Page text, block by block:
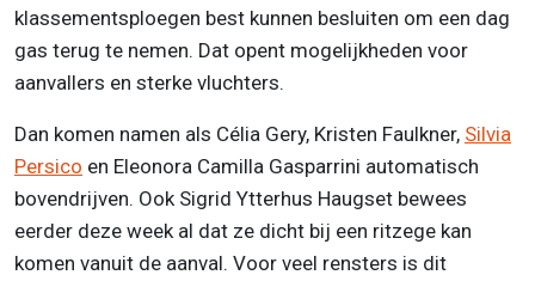
klassementsploegen best kunnen besluiten om een dag
gas terug te nemen. Dat opent mogelijkheden voor
aanvallers en sterke vluchters.
Dan komen namen als Célia Gery, Kristen Faulkner, Silvia
Persico en Eleonora Camilla Gasparrini automatisch
bovendrijven. Ook Sigrid Ytterhus Haugset bewees
eerder deze week al dat ze dicht bij een ritzege kan
komen vanuit de aanval. Voor veel rensters is dit